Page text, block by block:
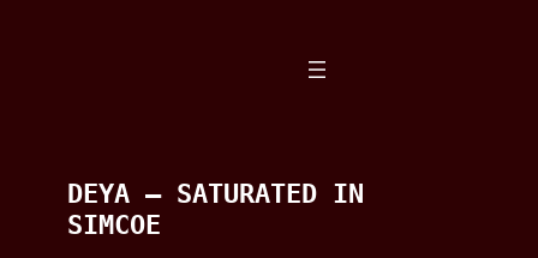
DEYA – SATURATED IN
SIMCOE